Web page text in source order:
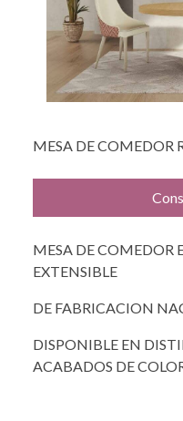
MESA DE COMEDOR
MESA DE COMEDOR
EXTENSIBLE
DE FABRICACION
DISPONIBLE EN
ACABADOS DE